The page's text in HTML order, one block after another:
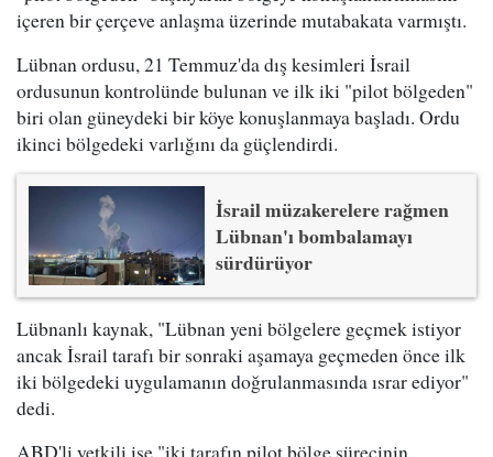
içeren bir çerçeve anlaşma üzerinde mutabakata varmıştı.
Lübnan ordusu, 21 Temmuz'da dış kesimleri İsrail
ordusunun kontrolünde bulunan ve ilk iki "pilot bölgeden"
biri olan güneydeki bir köye konuşlanmaya başladı. Ordu
ikinci bölgedeki varlığını da güçlendirdi.
İsrail müzakerelere rağmen
Lübnan'ı bombalamayı
sürdürüyor
Lübnanlı kaynak, "Lübnan yeni bölgelere geçmek istiyor
ancak İsrail tarafı bir sonraki aşamaya geçmeden önce ilk
iki bölgedeki uygulamanın doğrulanmasında ısrar ediyor"
dedi.
ABD'li yetkili ise "iki tarafın pilot bölge sürecinin